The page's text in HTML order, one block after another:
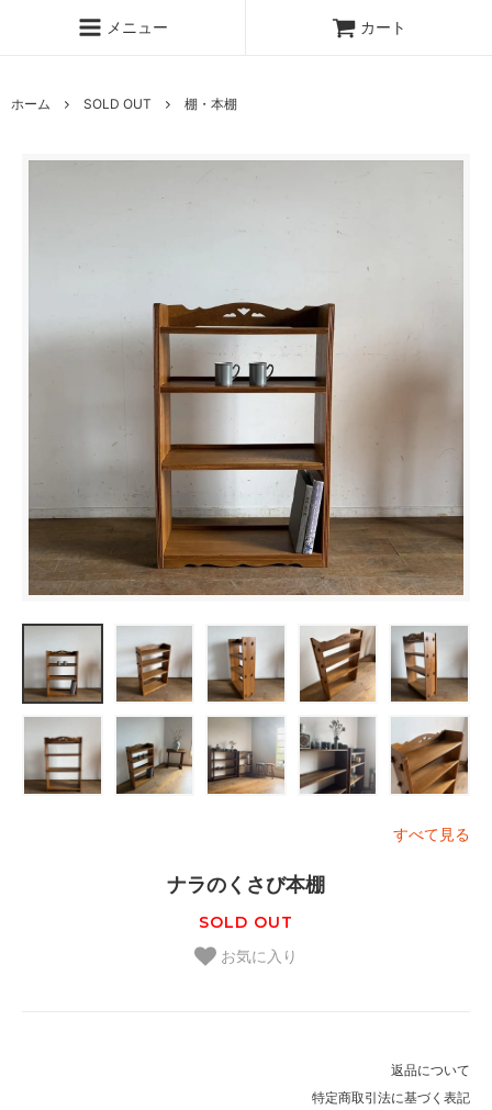
メニュー カート
ホーム SOLD OUT 棚・本棚
すべて見る
ナラのくさび本棚
SOLD OUT
お気に入り
返品について
特定商取引法に基づく表記